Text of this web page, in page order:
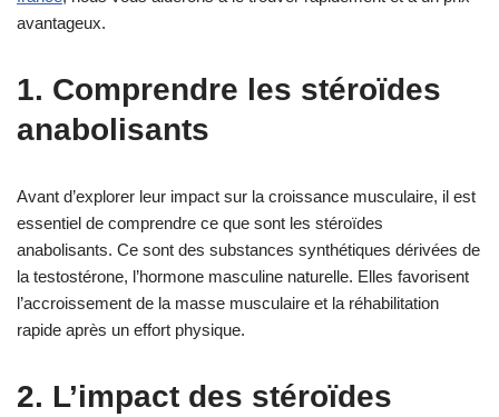
avantageux.
1. Comprendre les stéroïdes
anabolisants
Avant d’explorer leur impact sur la croissance musculaire, il est
essentiel de comprendre ce que sont les stéroïdes
anabolisants. Ce sont des substances synthétiques dérivées de
la testostérone, l’hormone masculine naturelle. Elles favorisent
l’accroissement de la masse musculaire et la réhabilitation
rapide après un effort physique.
2. L’impact des stéroïdes